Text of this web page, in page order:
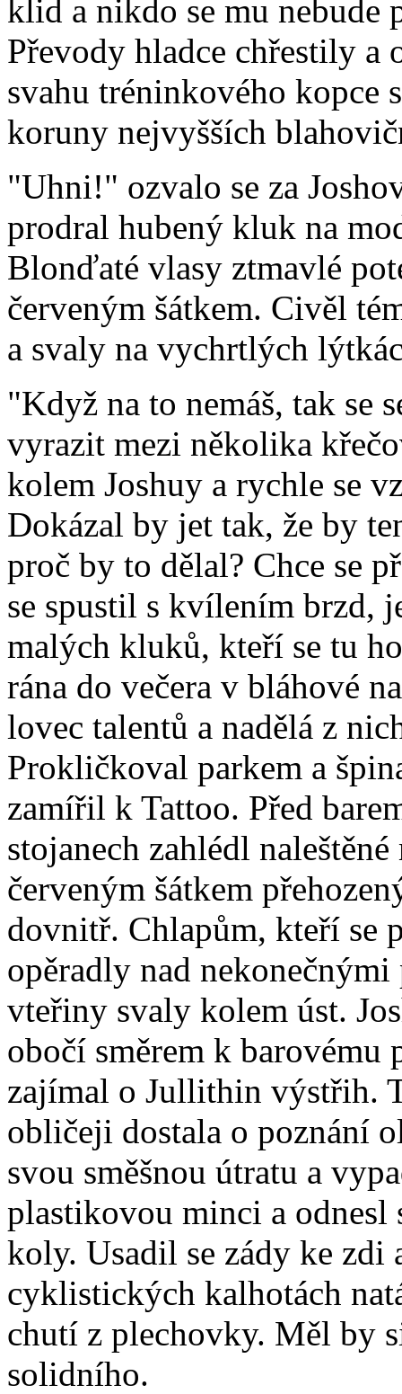
klid a nikdo se mu nebude
Převody hladce chřestily a
svahu tréninkového kopce
koruny nejvyšších
"Uhni!" ozvalo se za
prodral hubený kluk na
Blonďaté vlasy ztmavlé
červeným šátkem. Civěl
a svaly na vychrtlých
"Když na to nemáš, tak se
vyrazit mezi několika
kolem Joshuy a rychle se
Dokázal by jet tak, že by
proč by to dělal? Chce se
se spustil s kvílením brzd,
malých kluků, kteří se tu
rána do večera v bláhové
lovec talentů a nadělá z
Prokličkoval parkem a
zamířil k Tattoo. Před
stojanech zahlédl
červeným šátkem
dovnitř. Chlapům, kteří se
opěradly nad
vteřiny svaly kolem úst.
obočí směrem k barovému
zajímal o Jullithin výstřih.
obličeji dostala o poznání
svou směšnou útratu a
plastikovou minci a
koly. Usadil se zády ke
cyklistických kalhotách
chutí z plechovky. Měl by
solidního.